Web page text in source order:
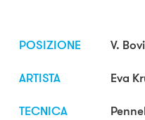
POSIZIONE
V.
ARTISTA
Eva
TECNICA